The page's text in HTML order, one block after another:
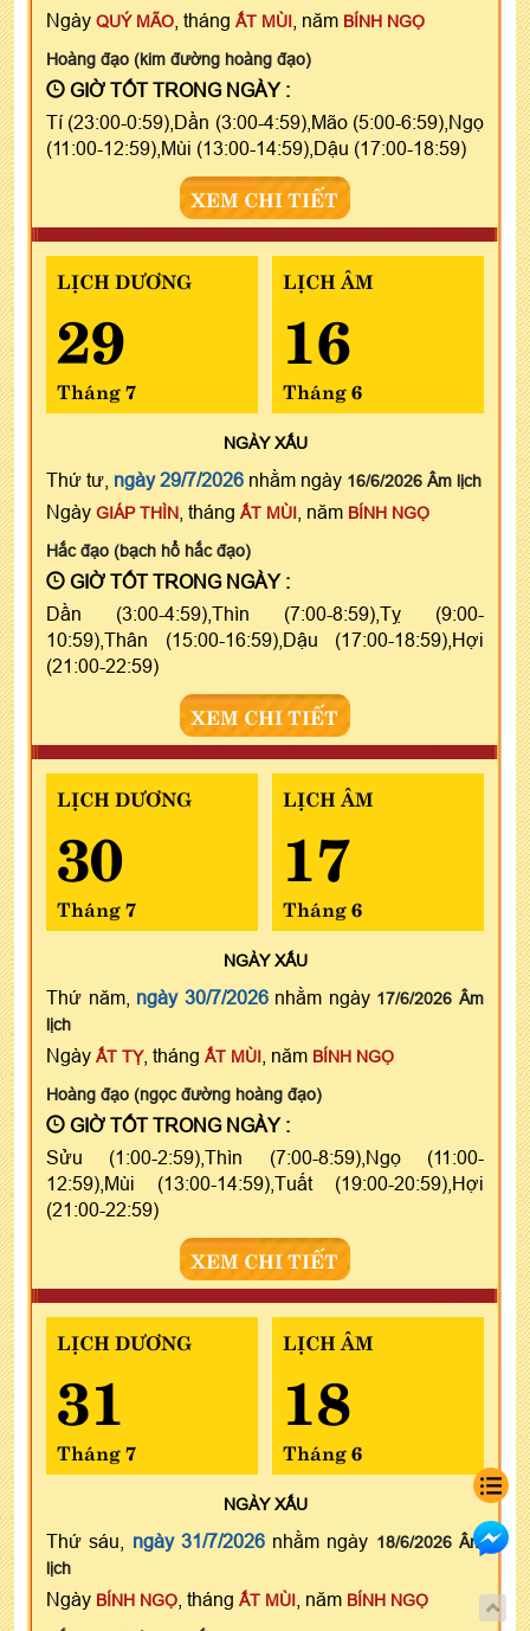
Ngày QUÝ MÃO , tháng ẤT MÙI , năm BÍNH NGỌ
Hoàng đạo (kim đường hoàng đạo)
GIỜ TỐT TRONG NGÀY :
Tí (23:00-0:59),Dần (3:00-4:59),Mão (5:00-6:59),Ngọ
(11:00-12:59),Mùi (13:00-14:59),Dậu (17:00-18:59)
XEM CHI TIẾT
LỊCH DƯƠNG
29
Tháng 7
LỊCH ÂM
16
Tháng 6
NGÀYXẤU
Thứ tư, ngày 29/7/2026 nhằm ngày 16/6/2026 Âm lịch
Ngày GIÁP THÌN , tháng ẤT MÙI , năm BÍNH NGỌ
Hắc đạo (bạch hổ hắc đạo)
GIỜ TỐT TRONG NGÀY :
Dần (3:00-4:59),Thìn (7:00-8:59),Tỵ (9:00-
10:59),Thân (15:00-16:59),Dậu (17:00-18:59),Hợi
(21:00-22:59)
XEM CHI TIẾT
LỊCH DƯƠNG
30
Tháng 7
LỊCH ÂM
17
Tháng 6
NGÀYXẤU
Thứ năm, ngày 30/7/2026nhằm ngày 17/6/2026 Âm
lịch
Ngày ẤT TỴ, tháng ẤT MÙI , năm BÍNH NGỌ
Hoàng đạo (ngọc đường hoàng đạo)
GIỜ TỐT TRONG NGÀY :
Sửu (1:00-2:59),Thìn (7:00-8:59),Ngọ (11:00-
12:59),Mùi (13:00-14:59),Tuất (19:00-20:59),Hợi
(21:00-22:59)
XEM CHI TIẾT
LỊCH DƯƠNG
31
Tháng 7
LỊCH ÂM
18
Tháng 6
NGÀYXẤU
Thứ sáu, ngày 31/7/2026nhằm ngày 18/6/2026 Âm
lịch
Ngày BÍNH NGỌ , tháng ẤT MÙI , năm BÍNH NGỌ